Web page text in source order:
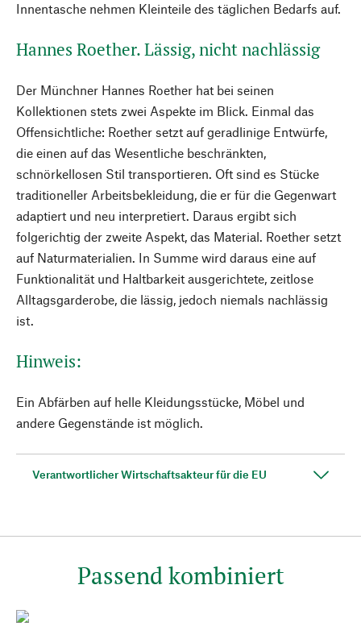
Innentasche nehmen Kleinteile des täglichen Bedarfs auf.
Hannes Roether. Lässig, nicht nachlässig
Der Münchner Hannes Roether hat bei seinen
Kollektionen stets zwei Aspekte im Blick. Einmal das
Offensichtliche: Roether setzt auf geradlinige Entwürfe,
die einen auf das Wesentliche beschränkten,
schnörkellosen Stil transportieren. Oft sind es Stücke
traditioneller Arbeitsbekleidung, die er für die Gegenwart
adaptiert und neu interpretiert. Daraus ergibt sich
folgerichtig der zweite Aspekt, das Material. Roether setzt
auf Naturmaterialien. In Summe wird daraus eine auf
Funktionalität und Haltbarkeit ausgerichtete, zeitlose
Alltagsgarderobe, die lässig, jedoch niemals nachlässig
ist.
Hinweis:
Ein Abfärben auf helle Kleidungsstücke, Möbel und
andere Gegenstände ist möglich.
Verantwortlicher Wirtschaftsakteur für die EU
Passend kombiniert